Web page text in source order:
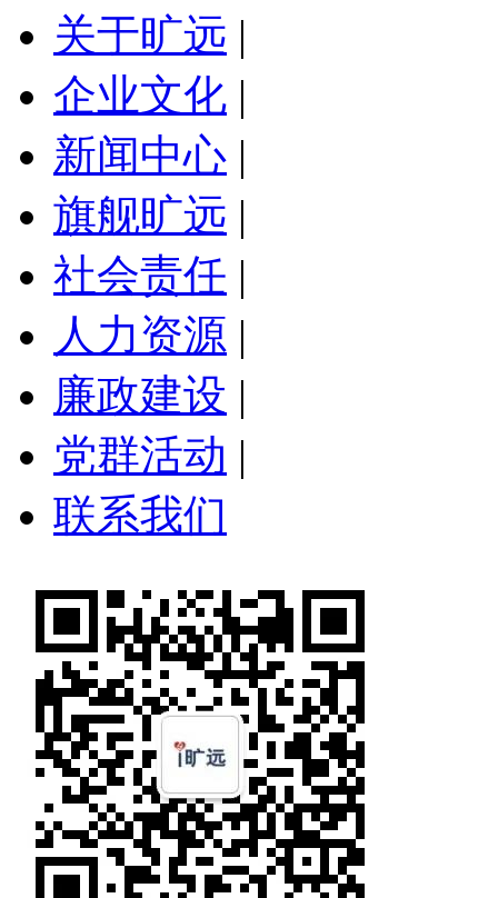
关于旷远 |
企业文化 |
新闻中心 |
旗舰旷远 |
社会责任 |
人力资源 |
廉政建设 |
党群活动 |
联系我们